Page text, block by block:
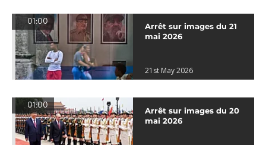
01:00
Arrêt sur images du 21
mai 2026
21st May 2026
01:00
Arrêt sur images du 20
mai 2026